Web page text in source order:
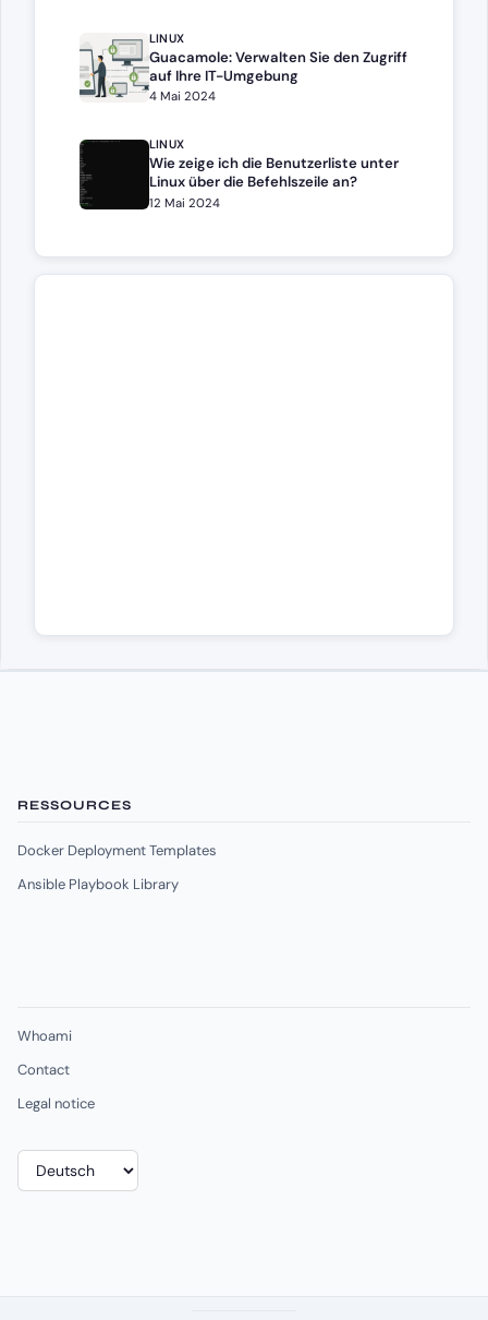
LINUX
Guacamole: Verwalten Sie den Zugriff
auf Ihre IT-Umgebung
4 Mai 2024
LINUX
Wie zeige ich die Benutzerliste unter
Linux über die Befehlszeile an?
12 Mai 2024
RESSOURCES
Docker Deployment Templates
Ansible Playbook Library
Whoami
Contact
Legal notice
Sprache
auswählen